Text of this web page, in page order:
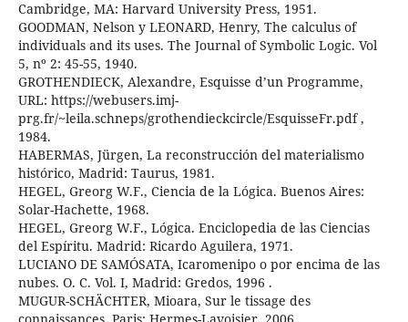
Cambridge, MA: Harvard University Press, 1951.
GOODMAN, Nelson y LEONARD, Henry, The calculus of
individuals and its uses. The Journal of Symbolic Logic. Vol
5, nº 2: 45-55, 1940.
GROTHENDIECK, Alexandre, Esquisse d’un Programme,
URL: https://webusers.imj-
prg.fr/~leila.schneps/grothendieckcircle/EsquisseFr.pdf ,
1984.
HABERMAS, Jürgen, La reconstrucción del materialismo
histórico, Madrid: Taurus, 1981.
HEGEL, Greorg W.F., Ciencia de la Lógica. Buenos Aires:
Solar-Hachette, 1968.
HEGEL, Greorg W.F., Lógica. Enciclopedia de las Ciencias
del Espíritu. Madrid: Ricardo Aguilera, 1971.
LUCIANO DE SAMÓSATA, Icaromenipo o por encima de las
nubes. O. C. Vol. I, Madrid: Gredos, 1996 .
MUGUR-SCHÄCHTER, Mioara, Sur le tissage des